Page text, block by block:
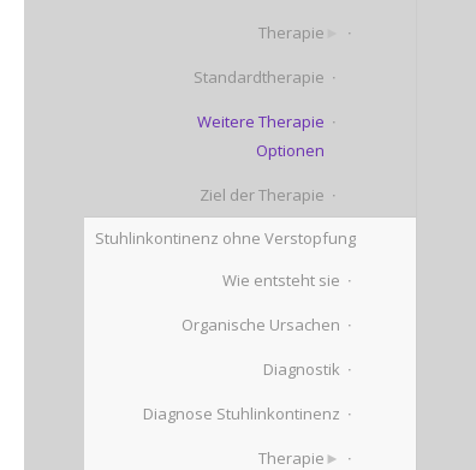
Therapie
Standardtherapie
Weitere Therapie
Optionen
Ziel der Therapie
Stuhlinkontinenz ohne Verstopfung
Wie entsteht sie
Organische Ursachen
Diagnostik
Diagnose Stuhlinkontinenz
Therapie